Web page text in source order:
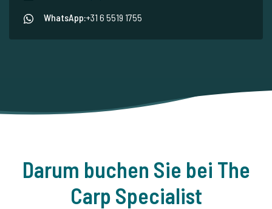
WhatsApp:+31 6 5519 1755
Darum buchen Sie bei The
Carp Specialist